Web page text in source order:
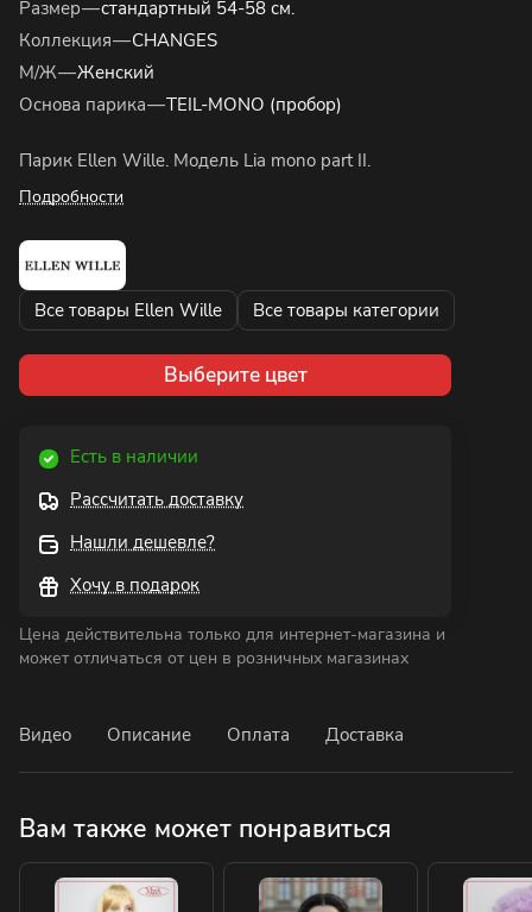
Размер—стандартный 54-58 см.
Коллекция—CHANGES
М/Ж—Женский
Основа парика—TEIL-MONO (пробор)
Парик Ellen Wille. Модель Lia mono part II.
Подробности
Все товары Ellen Wille Все товары категории
Выберите цвет
Есть в наличии
Рассчитать доставку
Нашли дешевле?
Хочу в подарок
Цена действительна только для интернет-магазина и
может отличаться от цен в розничных магазинах
Видео Описание Оплата Доставка
Вам также может понравиться